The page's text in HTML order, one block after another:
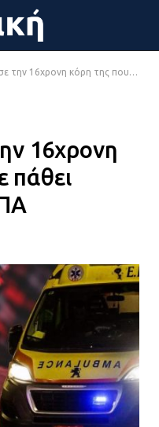
κόρη της που είχε πάθει ανακοπή με ΚΑΡΠΑ
16χρονη
πάθει